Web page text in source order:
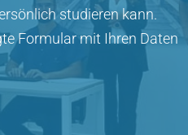
studieren kann.
Formular mit Ihren Daten